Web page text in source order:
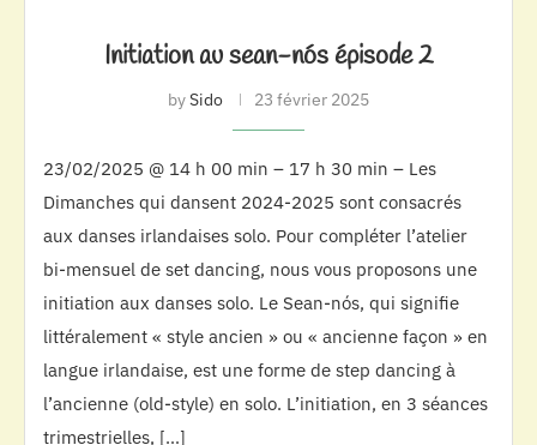
Initiation au sean-nós épisode 2
bySido 23 février 2025
23/02/2025 @ 14 h 00 min – 17 h 30 min – Les
Dimanches qui dansent 2024-2025 sont consacrés
aux danses irlandaises solo. Pour compléter l’atelier
bi-mensuel de set dancing, nous vous proposons une
initiation aux danses solo. Le Sean-nós, qui signifie
littéralement « style ancien » ou « ancienne façon » en
langue irlandaise, est une forme de step dancing à
l’ancienne (old-style) en solo. L’initiation, en 3 séances
trimestrielles, […]